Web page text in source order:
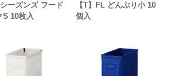
シーズンズ フード
S 10枚入
【T】FL どんぶり小 10
個入